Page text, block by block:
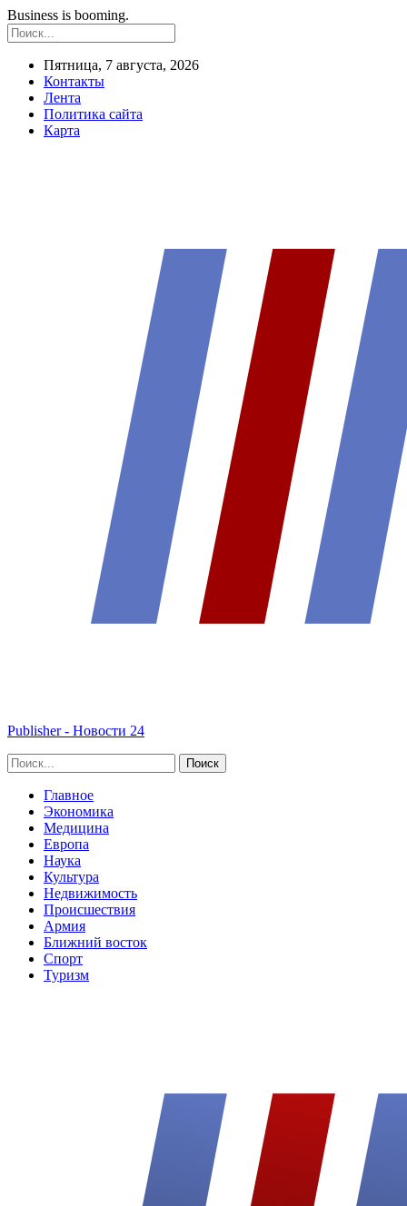
Business is booming.
Пятница, 7 августа, 2026
Контакты
Лента
Политика сайта
Карта
Publisher - Новости 24
Главное
Экономика
Медицина
Европа
Наука
Культура
Недвижимость
Происшествия
Армия
Ближний восток
Спорт
Туризм